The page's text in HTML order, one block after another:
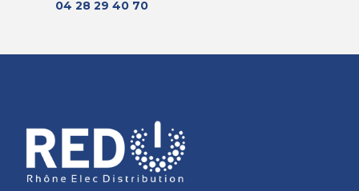
04 28 29 40 70